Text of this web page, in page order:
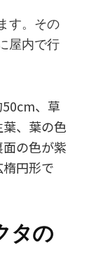
す。その
屋内で行
、草
、葉の色
の色が紫
円形で
タの